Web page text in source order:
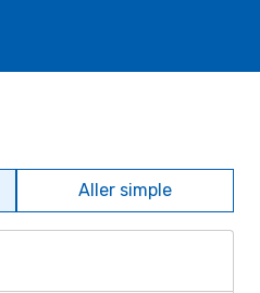
Aller simple